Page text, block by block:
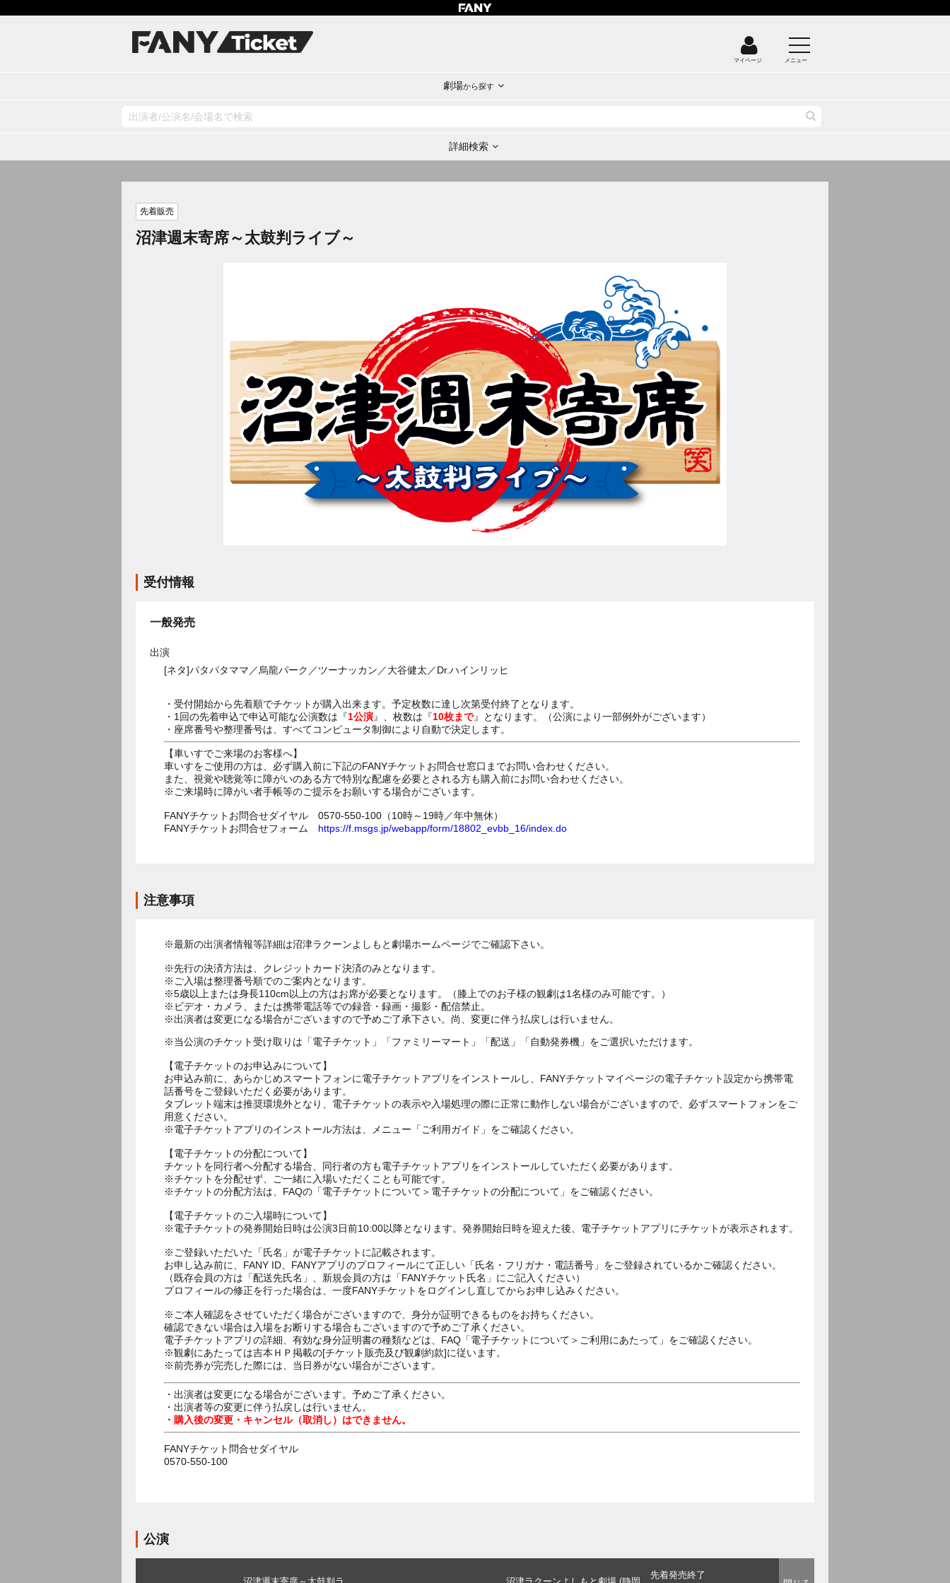
マイページ メニュー
劇場から探す
詳細検索
先着販売
沼津週末寄席～太鼓判ライブ～
受付情報
一般発売
出演
[ネタ]パタパタママ／烏龍パーク／ツーナッカン／大谷健太／Dr.ハインリッヒ
・受付開始から先着順でチケットが購入出来ます。予定枚数に達し次第受付終了となります。
・1回の先着申込で申込可能な公演数は『1公演』、枚数は『10枚まで』となります。（公演により一部例外がございます）
・座席番号や整理番号は、すべてコンピュータ制御により自動で決定します。
【車いすでご来場のお客様へ】
車いすをご使用の方は、必ず購入前に下記のFANYチケットお問合せ窓口までお問い合わせください。
また、視覚や聴覚等に障がいのある方で特別な配慮を必要とされる方も購入前にお問い合わせください。
※ご来場時に障がい者手帳等のご提示をお願いする場合がございます。
FANYチケットお問合せダイヤル 0570-550-100（10時～19時／年中無休）
FANYチケットお問合せフォーム https://f.msgs.jp/webapp/form/18802_evbb_16/index.do
注意事項
※最新の出演者情報等詳細は沼津ラクーンよしもと劇場ホームページでご確認下さい。
※先行の決済方法は、クレジットカード決済のみとなります。
※ご入場は整理番号順でのご案内となります。
※5歳以上または身長110cm以上の方はお席が必要となります。（膝上でのお子様の観劇は1名様のみ可能です。）
※ビデオ・カメラ、または携帯電話等での録音・録画・撮影・配信禁止。
※当公演のチケット受け取りは「電子チケット」「ファミリーマート」「配送」「自動発券機」をご選択いただけます。
【電子チケットのお申込みについて】
お申込み前に、あらかじめスマートフォンに電子チケットアプリをインストールし、FANYチケットマイページの電子チケット設定から携帯電
話番号をご登録いただく必要があります。
タブレット端末は推奨環境外となり、電子チケットの表示や入場処理の際に正常に動作しない場合がございますので、必ずスマートフォンをご
用意ください。
※電子チケットアプリのインストール方法は、メニュー「ご利用ガイド」をご確認ください。
【電子チケットの分配について】
チケットを同行者へ分配する場合、同行者の方も電子チケットアプリをインストールしていただく必要があります。
※チケットを分配せず、ご一緒に入場いただくことも可能です。
※チケットの分配方法は、FAQの「電子チケットについて＞電子チケットの分配について」をご確認ください。
【電子チケットのご入場時について】
※電子チケットの発券開始日時は公演3日前10:00以降となります。発券開始日時を迎えた後、電子チケットアプリにチケットが表示されます。
※ご登録いただいた「氏名」が電子チケットに記載されます。
お申し込み前に、FANY ID、FANYアプリのプロフィールにて正しい「氏名・フリガナ・電話番号」をご登録されているかご確認ください。
（既存会員の方は「配送先氏名」、新規会員の方は「FANYチケット氏名」にご記入ください）
プロフィールの修正を行った場合は、一度FANYチケットをログインし直してからお申し込みください。
※ご本人確認をさせていただく場合がございますので、身分が証明できるものをお持ちください。
確認できない場合は入場をお断りする場合もございますので予めご了承ください。
電子チケットアプリの詳細、有効な身分証明書の種類などは、FAQ「電子チケットについて＞ご利用にあたって」をご確認ください。
※観劇にあたっては吉本ＨＰ掲載の[チケット販売及び観劇約款]に従います。
※前売券が完売した際には、当日券がない場合がございます。
・出演者は変更になる場合がございます。予めご了承ください。
・出演者等の変更に伴う払戻しは行いません。
・購入後の変更・キャンセル（取消し）はできません。
FANYチケット問合せダイヤル
0570-550-100
公演
先着発売終了